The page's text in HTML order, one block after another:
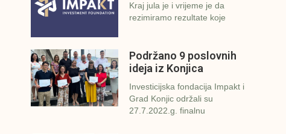
Kraj jula je i vrijeme je da
rezimiramo rezultate koje
Podržano 9 poslovnih
ideja iz Konjica
Investicijska fondacija Impakt i
Grad Konjic održali su
27.7.2022.g. finalnu